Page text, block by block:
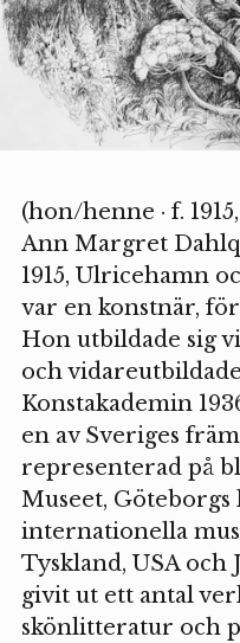
(hon/henne · f.
Ann Margret
1915, Ulricehamn
var en konstnär,
Hon utbildade sig
och
Konstakademin
en av Sveriges
representerad på
Museet, Göteborgs
internationella
Tyskland, USA och
givit ut ett antal
skönlitteratur och